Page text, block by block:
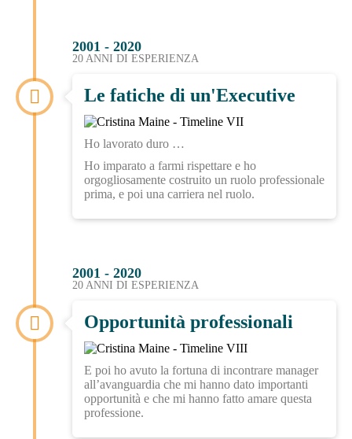
2001 - 2020
20 ANNI DI ESPERIENZA
Le fatiche di un'Executive
Ho lavorato duro …
Ho imparato a farmi rispettare e ho
orgogliosamente costruito un ruolo professionale
prima, e poi una carriera nel ruolo.
2001 - 2020
20 ANNI DI ESPERIENZA
Opportunità professionali
E poi ho avuto la fortuna di incontrare manager
all’avanguardia che mi hanno dato importanti
opportunità e che mi hanno fatto amare questa
professione.